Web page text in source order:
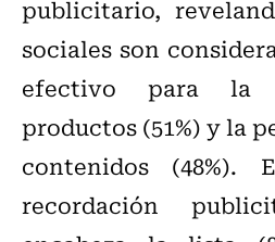
publicitario,
sociales son
efectivo para la
productos (51%) y la
contenidos (48%).
recordación